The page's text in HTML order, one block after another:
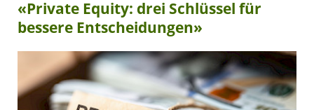
«Private Equity: drei Schlüssel für
bessere Entscheidungen»